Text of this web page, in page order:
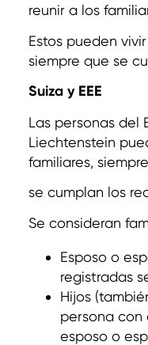
reunir a los
Estos pueden
siempre que se
Suiza y EEE
Las personas del
Liechtenstein
familiares,
se cumplan los
Se consideran
Esposo o
registradas
Hijos
persona con
esposo o